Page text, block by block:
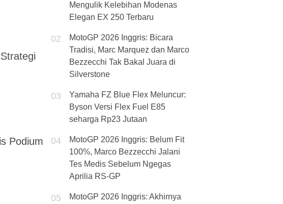
Podium
Mengulik Kelebihan Modenas
Elegan EX 250 Terbaru
02
MotoGP 2026 Inggris: Bicara
Tradisi, Marc Marquez dan Marco
Bezzecchi Tak Bakal Juara di
Silverstone
03
Yamaha FZ Blue Flex Meluncur:
Byson Versi Flex Fuel E85
seharga Rp23 Jutaan
04
MotoGP 2026 Inggris: Belum Fit
100%, Marco Bezzecchi Jalani
Tes Medis Sebelum Ngegas
Aprilia RS-GP
05
MotoGP 2026 Inggris: Akhirnya